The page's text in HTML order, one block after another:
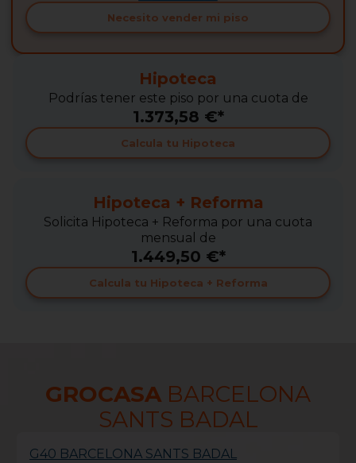
Necesito vender mi piso
Hipoteca
Podrías tener este piso por una cuota de
1.373,58 €*
Calcula tu Hipoteca
Hipoteca + Reforma
Solicita Hipoteca + Reforma por una cuota
mensual de
1.449,50 €*
Calcula tu Hipoteca + Reforma
GROCASA BARCELONA
SANTS BADAL
G40 BARCELONA SANTS BADAL